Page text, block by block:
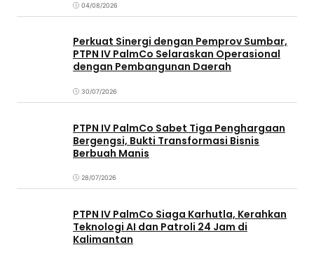
04/08/2026
Perkuat Sinergi dengan Pemprov Sumbar,
PTPN IV PalmCo Selaraskan Operasional
dengan Pembangunan Daerah
30/07/2026
PTPN IV PalmCo Sabet Tiga Penghargaan
Bergengsi, Bukti Transformasi Bisnis
Berbuah Manis
28/07/2026
PTPN IV PalmCo Siaga Karhutla, Kerahkan
Teknologi AI dan Patroli 24 Jam di
Kalimantan